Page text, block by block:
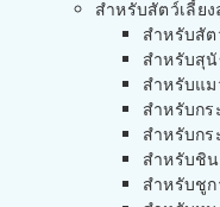
สำหรับสัตว์เลี้ย
สำหรับสัต
สำหรับสุ
สำหรับแม
สำหรับกร
สำหรับกร
สำหรับชิ
สำหรับชูก